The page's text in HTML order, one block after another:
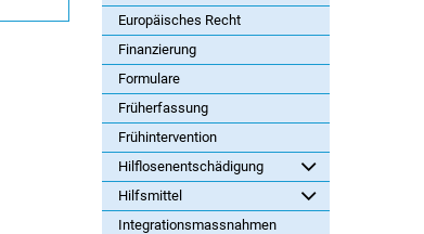
Europäisches Recht
Finanzierung
Formulare
Früherfassung
Frühintervention
Hilflosenentschädigung
Hilfsmittel
Integrationsmassnahmen